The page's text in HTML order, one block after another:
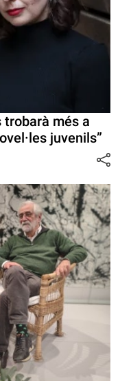
trobarà més a
juvenils”